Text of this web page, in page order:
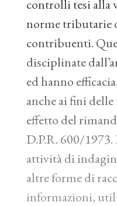
controlli tesi alla
norme tributarie
contribuenti.
disciplinate
ed hanno
anche ai fini
effetto del
D.P.R. 600/1973.
attività di
altre forme di
informazioni,